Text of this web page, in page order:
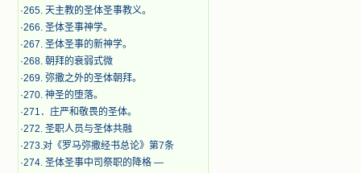
·265. 天主教的圣体圣事教义。
·266. 圣体圣事神学。
·267. 圣体圣事的新神学。
·268. 朝拜的衰弱式微
·269. 弥撒之外的圣体朝拜。
·270. 神圣的堕落。
·271．庄严和敬畏的圣体。
·272. 圣职人员与圣体共融
·273.对《罗马弥撒经书总论》第7条
·274. 圣体圣事中司祭职的降格 —